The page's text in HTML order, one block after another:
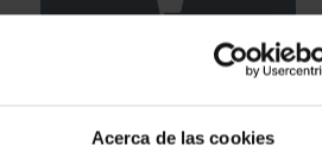
Acerca de las cookies